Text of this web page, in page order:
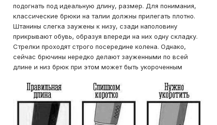
подогнать под идеальную длину, размер. Для понимания,
классические брюки на талии должны прилегать плотно.
Штанины слегка заужены к низу, сзади наполовину
прикрывают обувь, образуя впереди на них одну складку.
Стрелки проходят строго посередине колена. Однако,
сейчас брючины нередко делают зауженными по всей
длине и низ брюк при этом может быть укороченным